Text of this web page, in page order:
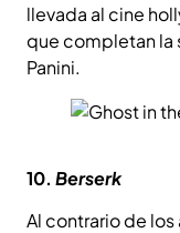
llevada al cine
que completan la
Panini.
10. Berserk
Al contrario de